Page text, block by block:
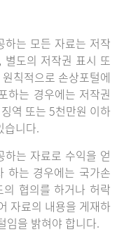
하는 모든 자료는 저작
별도의 저작권 표시 또
칙적으로 손상포털에
하는 경우에는 저작권
역 또는 5천만원 이하
습니다.
하는 자료로 수익을 얻
하는 경우에는 국가손
협의를 하거나 허락
자료의 내용을 게재하
임을 밝혀야 합니다.